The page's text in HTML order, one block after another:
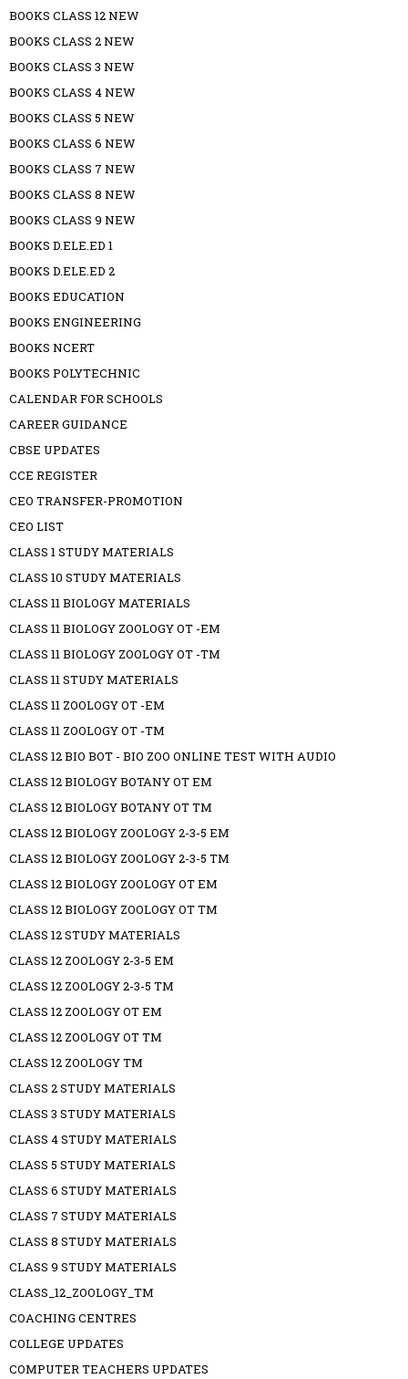
BOOKS CLASS 12 NEW
BOOKS CLASS 2 NEW
BOOKS CLASS 3 NEW
BOOKS CLASS 4 NEW
BOOKS CLASS 5 NEW
BOOKS CLASS 6 NEW
BOOKS CLASS 7 NEW
BOOKS CLASS 8 NEW
BOOKS CLASS 9 NEW
BOOKS D.ELE.ED 1
BOOKS D.ELE.ED 2
BOOKS EDUCATION
BOOKS ENGINEERING
BOOKS NCERT
BOOKS POLYTECHNIC
CALENDAR FOR SCHOOLS
CAREER GUIDANCE
CBSE UPDATES
CCE REGISTER
CEO TRANSFER-PROMOTION
CEO LIST
CLASS 1 STUDY MATERIALS
CLASS 10 STUDY MATERIALS
CLASS 11 BIOLOGY MATERIALS
CLASS 11 BIOLOGY ZOOLOGY OT -EM
CLASS 11 BIOLOGY ZOOLOGY OT -TM
CLASS 11 STUDY MATERIALS
CLASS 11 ZOOLOGY OT -EM
CLASS 11 ZOOLOGY OT -TM
CLASS 12 BIO BOT - BIO ZOO ONLINE TEST WITH AUDIO
CLASS 12 BIOLOGY BOTANY OT EM
CLASS 12 BIOLOGY BOTANY OT TM
CLASS 12 BIOLOGY ZOOLOGY 2-3-5 EM
CLASS 12 BIOLOGY ZOOLOGY 2-3-5 TM
CLASS 12 BIOLOGY ZOOLOGY OT EM
CLASS 12 BIOLOGY ZOOLOGY OT TM
CLASS 12 STUDY MATERIALS
CLASS 12 ZOOLOGY 2-3-5 EM
CLASS 12 ZOOLOGY 2-3-5 TM
CLASS 12 ZOOLOGY OT EM
CLASS 12 ZOOLOGY OT TM
CLASS 12 ZOOLOGY TM
CLASS 2 STUDY MATERIALS
CLASS 3 STUDY MATERIALS
CLASS 4 STUDY MATERIALS
CLASS 5 STUDY MATERIALS
CLASS 6 STUDY MATERIALS
CLASS 7 STUDY MATERIALS
CLASS 8 STUDY MATERIALS
CLASS 9 STUDY MATERIALS
CLASS_12_ZOOLOGY_TM
COACHING CENTRES
COLLEGE UPDATES
COMPUTER TEACHERS UPDATES